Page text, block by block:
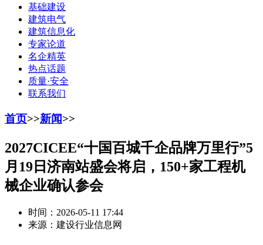
基础建设
建筑电气
建筑信息化
专家论道
名企精英
热点话题
质量·安全
联系我们
首页>>新闻>>
2027CICEE“十国百城千企品牌万里行”5
月19日济南站盛会将启，150+家工程机
械企业确认参会
时间：2026-05-11 17:44
来源：建设行业信息网